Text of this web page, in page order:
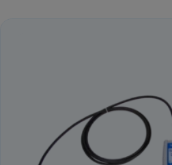
GLEICHGEWICHTSFEUCHTE
WASSERAKTIVITÄT
TROCKENSUBSTANZ
HEKTOLITERGEWICHT